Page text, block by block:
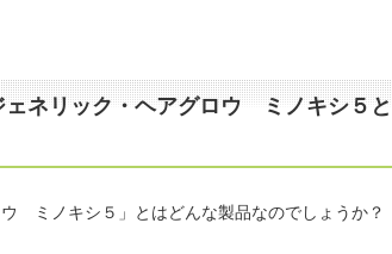
ェネリック・ヘアグロウ ミノキシ５と
ミノキシ５」とはどんな製品なのでしょうか？